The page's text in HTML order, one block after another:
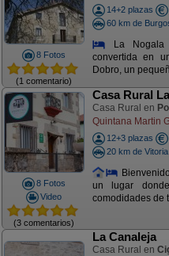
8 Fotos
(1 comentario)
14+2 plazas
60 km de
La Nogala
convertida en
Dobro, un
8 Fotos
Video
(3 comentarios)
Casa Rural
Casa Rural en
Quintana Martin
12+3 plazas
20 km de Vitoria
un lugar
comodidades de
La Canaleja
Casa Rural en